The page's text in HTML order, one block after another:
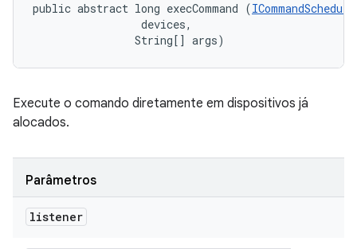
public abstract long execCommand (
devices,
                String[] args)
Execute o comando diretamente em dispositivos já
alocados.
Parâmetros
listener